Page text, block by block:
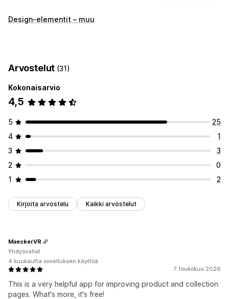
Kuvakkeen tyypit
Animaatiot
Taustat
Mobiiliresponsiivisuus
Kokoelmasivut Tuotesivut Hakusivu
Design-elementit – muu
Arvostelut (31)
Kokonaisarvio
4,5
5
25
4
1
3
3
2
0
1
2
Kirjoita arvostelu Kaikki arvostelut
7. toukokuu 2026
This is a very helpful app for improving product and collection
pages. What's more, it's free!
MaeckerVR
Yhdysvallat
4 kuukautta sovelluksen käyttöä